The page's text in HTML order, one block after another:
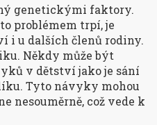
genetickými faktory.
problémem trpí, je
i u dalších členů rodiny.
Někdy může být
v dětství jako je sání
Tyto návyky mohou
nesouměrně, což vede k